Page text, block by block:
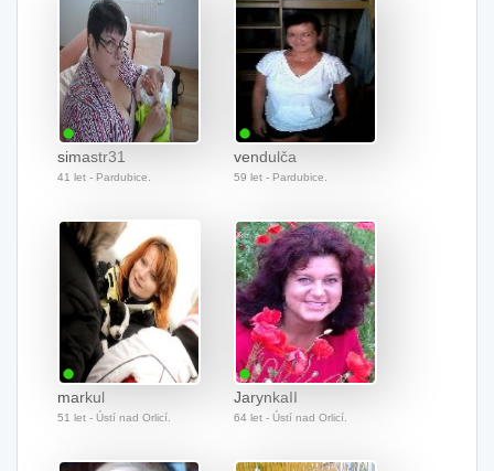
simastr31
41 let - Pardubice.
vendulča
59 let - Pardubice.
markul
51 let - Ústí nad Orlicí.
JarynkaII
64 let - Ústí nad Orlicí.